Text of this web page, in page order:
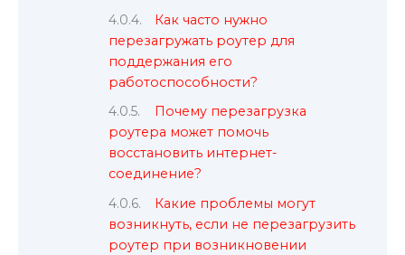
Как часто нужно
перезагружать роутер для
поддержания его
работоспособности?
Почему перезагрузка
роутера может помочь
восстановить интернет-
соединение?
Какие проблемы могут
возникнуть, если не перезагрузить
роутер при возникновении